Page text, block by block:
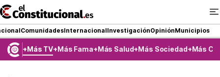
Ir
al
contenido
ComunidadesInternacionalInvestigaciónOpiniónMunicipios
Más TV Más Fama Más Salud Más Sociedad Más